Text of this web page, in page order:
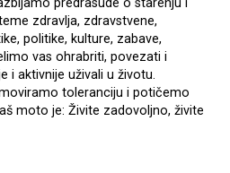
zdravlja, zdravstvene,
politike, kulture, zabave,
vas ohrabriti, povezati i
i aktivnije uživali u životu.
toleranciju i potičemo
moto je: Živite zadovoljno, živite